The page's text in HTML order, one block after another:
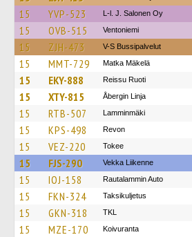
15 YVP-523 L-l. J. Salonen Oy
15 OVB-515 Ventoniemi
15 ZJH-473 V-S Bussipalvelut
15 MMT-729 Matka Mäkelä
15 EKY-888 Reissu Ruoti
15 XTY-815 Åbergin Linja
15 RTB-507 Lamminmäki
15 KPS-498 Revon
15 VEZ-220 Tokee
15 FJS-290 Vekka Liikenne
15 IOJ-158 Rautalammin Auto
15 FKN-324 Taksikuljetus
15 GKN-318 TKL
15 MZE-170 Koivuranta